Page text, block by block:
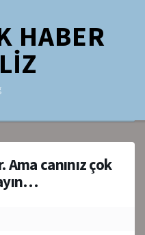
HABER
canınız çok